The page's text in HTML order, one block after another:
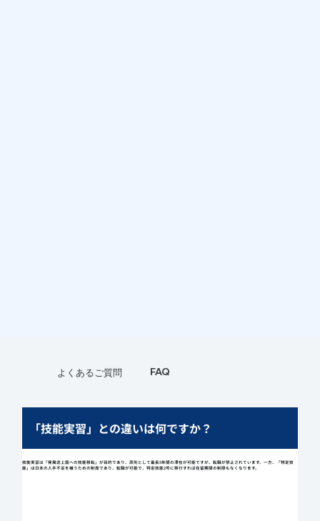
FAQ
よくあるご質問
「技能実習」との違いは何ですか？
技能実習は「発展途上国への技能移転」が目的であり、原則として最長5年間の滞在が可能ですが、転職が禁止されています。一方、「特定技
能」は日本の人手不足を補うための制度であり、転職が可能で、特定技能2号に移行すれば在留期間の制限もなくなります。